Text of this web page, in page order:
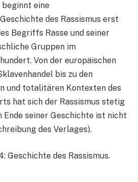
beginnt eine
des Rassismus erst
Begriffs Rasse und seiner
Gruppen im
Von der europäischen
bis zu den
und totalitären Kontexten des
hat sich der Rassismus stetig
seiner Geschichte ist nicht
des Verlages).
Geschichte des Rassismus.